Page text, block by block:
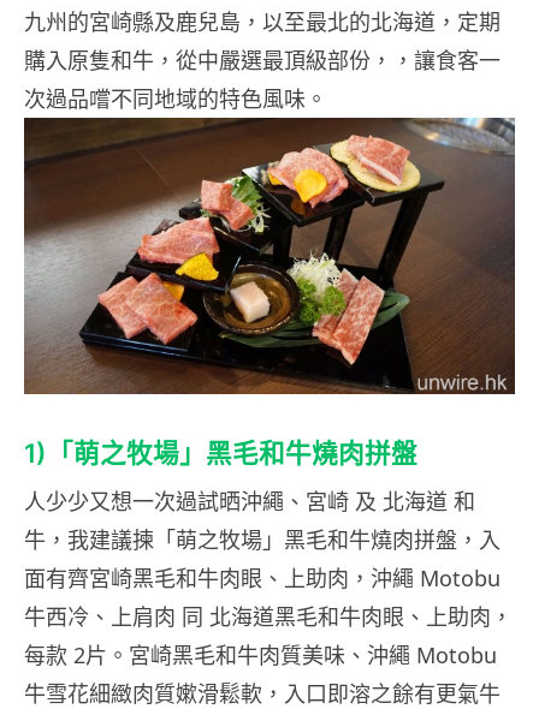
九州的宮崎縣及鹿兒島，以至最北的北海道，定期
購入原隻和牛，從中嚴選最頂級部份，，讓食客一
次過品嚐不同地域的特色風味。
1)「萌之牧場」黑毛和牛燒肉拼盤
人少少又想一次過試晒沖繩、宮崎 及 北海道 和
牛，我建議揀「萌之牧場」黑毛和牛燒肉拼盤，入
面有齊宮崎黑毛和牛肉眼、上助肉，沖繩 Motobu
牛西冷、上肩肉 同 北海道黑毛和牛肉眼、上助肉，
每款 2片。宮崎黑毛和牛肉質美味、沖繩 Motobu
牛雪花細緻肉質嫰滑鬆軟，入口即溶之餘有更氣牛